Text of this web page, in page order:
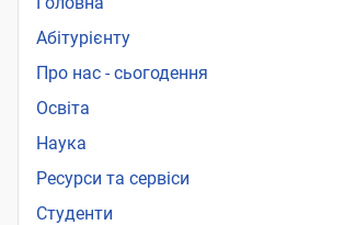
Абітурієнту
Про нас - сьогодення
Освіта
Наука
Ресурси та сервіси
Студенти